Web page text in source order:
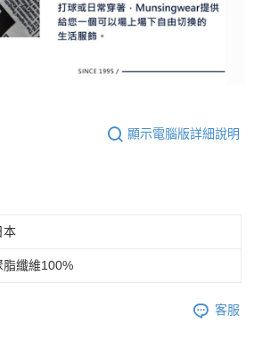
顯示電腦版詳細說明
本
脂纖維100%
客服